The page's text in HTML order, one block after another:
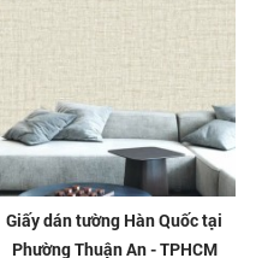
Giấy dán tường Hàn Quốc tại
Phường Thuận An - TPHCM